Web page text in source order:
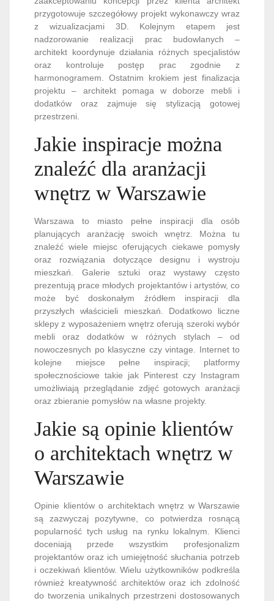
przygotowuje szczegółowy projekt wykonawczy wraz
z wizualizacjami 3D. Kolejnym etapem jest
nadzorowanie realizacji prac budowlanych –
architekt koordynuje działania różnych specjalistów
oraz kontroluje postęp prac zgodnie z
harmonogramem. Ostatnim krokiem jest finalizacja
projektu – architekt pomaga w doborze mebli i
dodatków oraz zajmuje się stylizacją gotowej
przestrzeni.
Jakie inspiracje można
znaleźć dla aranżacji
wnętrz w Warszawie
Warszawa to miasto pełne inspiracji dla osób
planujących aranżację swoich wnętrz. Można tu
znaleźć wiele miejsc oferujących ciekawe pomysły
oraz rozwiązania dotyczące designu i wystroju
mieszkań. Galerie sztuki oraz wystawy często
prezentują prace młodych projektantów i artystów, co
może być doskonałym źródłem inspiracji dla
przyszłych właścicieli mieszkań. Dodatkowo liczne
sklepy z wyposażeniem wnętrz oferują szeroki wybór
mebli oraz dodatków w różnych stylach – od
nowoczesnych po klasyczne czy vintage. Internet to
kolejne miejsce pełne inspiracji; platformy
społecznościowe takie jak Pinterest czy Instagram
umożliwiają przeglądanie zdjęć gotowych aranżacji
oraz zbieranie pomysłów na własne projekty.
Jakie są opinie klientów
o architektach wnętrz w
Warszawie
Opinie klientów o architektach wnętrz w Warszawie
są zazwyczaj pozytywne, co potwierdza rosnącą
popularność tych usług na rynku lokalnym. Klienci
doceniają przede wszystkim profesjonalizm
projektantów oraz ich umiejętność słuchania potrzeb
i oczekiwań klientów. Wielu użytkowników podkreśla
również kreatywność architektów oraz ich zdolność
do tworzenia unikalnych przestrzeni dostosowanych